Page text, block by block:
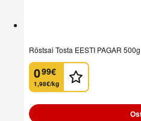
Röstsai Tosta EESTI PAGAR 500g
0
. 99€
1,98€/kg